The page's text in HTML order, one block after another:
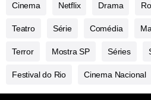
Cinema Netflix Drama
Teatro Série Comédia
Terror Mostra SP Séries
Festival do Rio Cinema Nacional